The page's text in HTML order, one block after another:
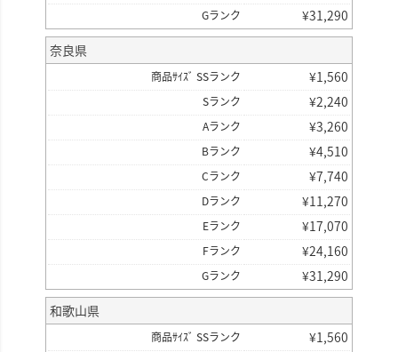
Gランク ¥31,290
奈良県
商品ｻｲｽﾞ SSランク ¥1,560
Sランク ¥2,240
Aランク ¥3,260
Bランク ¥4,510
Cランク ¥7,740
Dランク ¥11,270
Eランク ¥17,070
Fランク ¥24,160
Gランク ¥31,290
和歌山県
商品ｻｲｽﾞ SSランク ¥1,560